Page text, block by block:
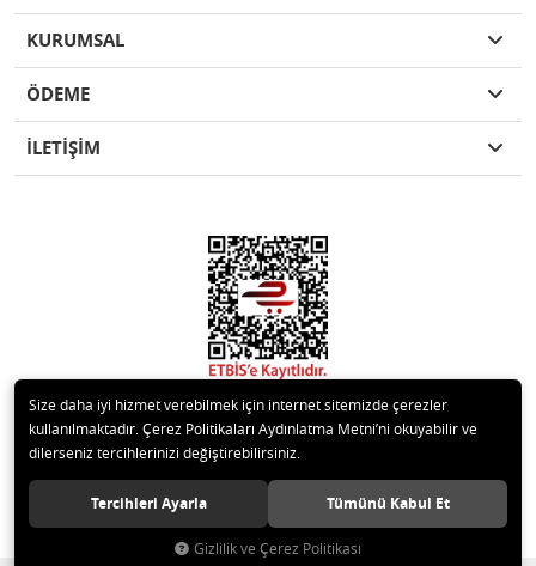
KURUMSAL
ÖDEME
İLETİŞİM
© 2020 Kare Yapı Elemanları San. Tic. Ltd.Şti. Tüm hakları saklıdır.
Size daha iyi hizmet verebilmek için internet sitemizde çerezler
kullanılmaktadır. Çerez Politikaları Aydınlatma Metni’ni okuyabilir ve
dilerseniz tercihlerinizi değiştirebilirsiniz.
Tercihleri Ayarla Tümünü Kabul Et
Gizlilik ve Çerez Politikası